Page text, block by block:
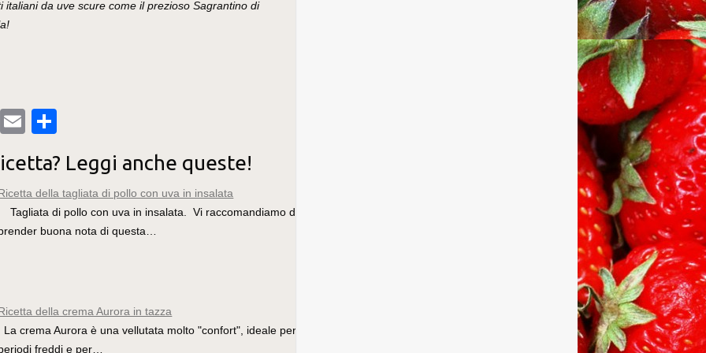
italiani da uve scure come il prezioso Sagrantino di
T
E
ail n
di
vi
Leggi anche queste!
della tagliata di pollo con uva in insalata
Tagliata di pollo con uva in insalata. Vi raccomandiamo di
buona nota di questa…
della crema Aurora in tazza
La crema Aurora è una vellutata molto "confort", ideale per i
freddi e per…